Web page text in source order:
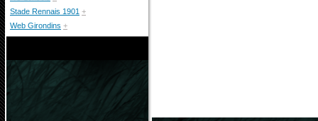
Stade Rennais 1901 +
Web Girondins +